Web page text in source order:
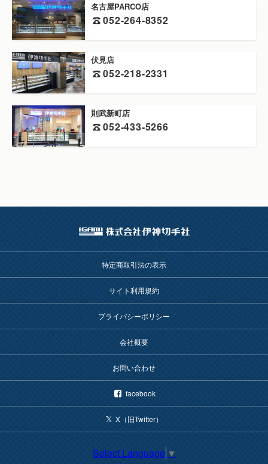
名古屋PARCO店
052-264-8352
伏見店
052-218-2331
則武新町店
052-433-5266
特定商取引法の表示
サイト利用規約
プライバシーポリシー
会社概要
お問い合わせ
facebook
X（旧Twitter）
Select Language ▼